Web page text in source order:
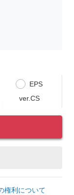
EPS
ver.CS
権利について